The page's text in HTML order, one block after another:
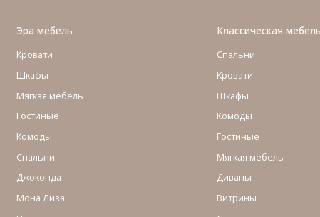
Эра мебель
Кровати
Шкафы
Мягкая мебель
Гостиные
Комоды
Cпальни
Джоконда
Мона Лиза
Классическая мебель
Спальни
Кровати
Шкафы
Комоды
Гостиные
Мягкая мебель
Диваны
Витрины